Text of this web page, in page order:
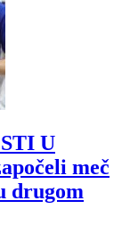
U
meč
drugom